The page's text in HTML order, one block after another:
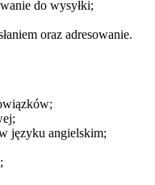
do wysyłki;
oraz adresowanie.
języku angielskim;